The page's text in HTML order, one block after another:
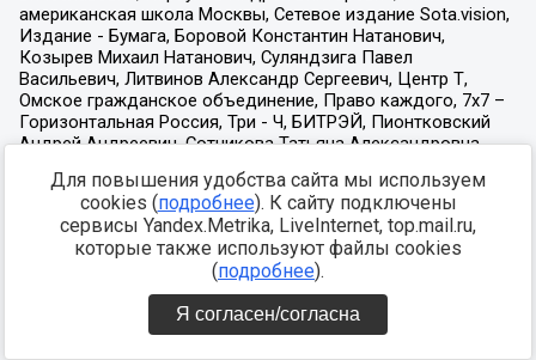
Для повышения удобства сайта мы используем
cookies (подробнее). К сайту подключены
сервисы Yandex.Metrika, LiveInternet, top.mail.ru,
которые также используют файлы cookies
(подробнее).
Я согласен/согласна